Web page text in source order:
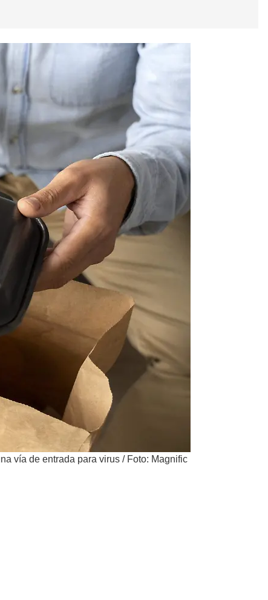
vía de entrada para virus / Foto: Magnific